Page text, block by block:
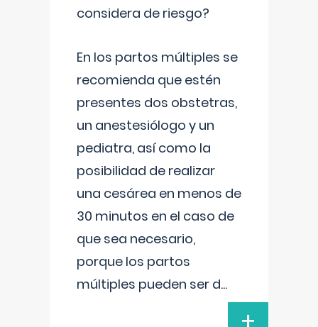
considera de riesgo?
En los partos múltiples se
recomienda que estén
presentes dos obstetras,
un anestesiólogo y un
pediatra, así como la
posibilidad de realizar
una cesárea en menos de
30 minutos en el caso de
que sea necesario,
porque los partos
múltiples pueden ser d...